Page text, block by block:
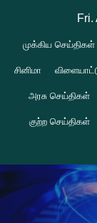
content
Fri.
முக்கிய செய்திகள்
சினிமா
அரசு செய்திகள்
குற்ற செய்திகள்